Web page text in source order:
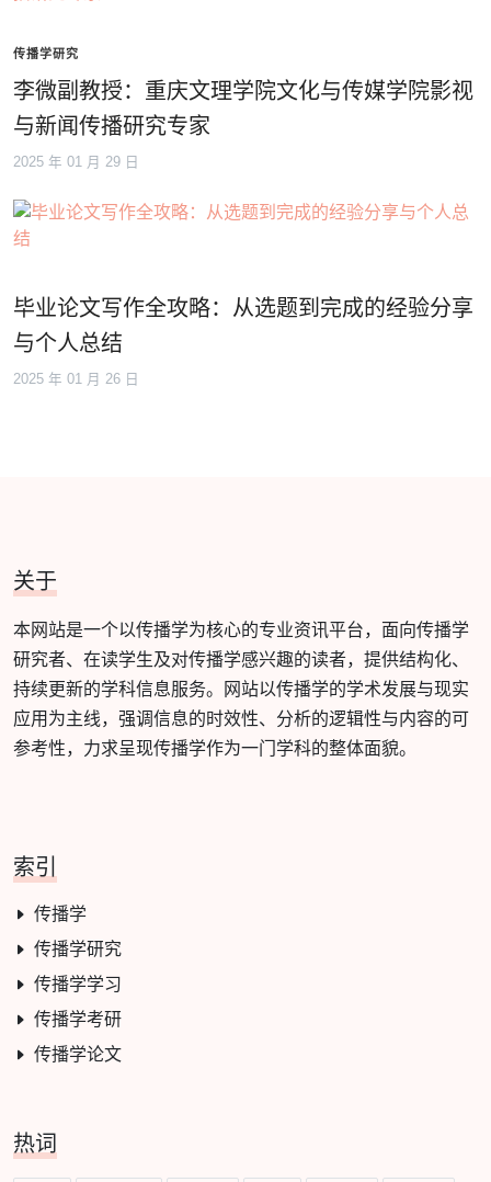
传播学研究
李微副教授：重庆文理学院文化与传媒学院影视
与新闻传播研究专家
2025 年 01 月 29 日
毕业论文写作全攻略：从选题到完成的经验分享
与个人总结
2025 年 01 月 26 日
关于
本网站是一个以传播学为核心的专业资讯平台，面向传播学
研究者、在读学生及对传播学感兴趣的读者，提供结构化、
持续更新的学科信息服务。网站以传播学的学术发展与现实
应用为主线，强调信息的时效性、分析的逻辑性与内容的可
参考性，力求呈现传播学作为一门学科的整体面貌。
索引
传播学
传播学研究
传播学学习
传播学考研
传播学论文
热词